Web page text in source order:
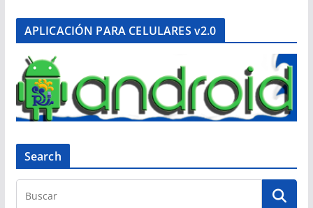
APLICACIÓN PARA CELULARES v2.0
Search